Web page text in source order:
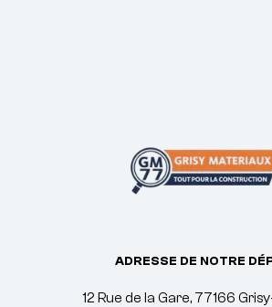
ADRESSE DE NOTRE
12 Rue de la Gare, 77166